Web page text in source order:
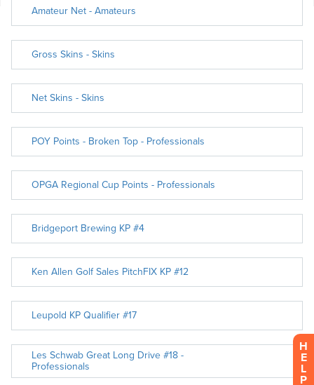
H
E
L
P